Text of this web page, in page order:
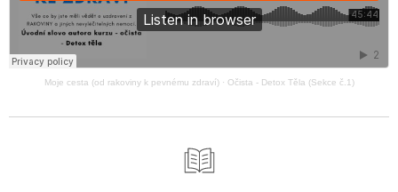
Moje cesta (od rakoviny k pevnému zdraví)· Očista - Detox Těla (Sekce č.1)